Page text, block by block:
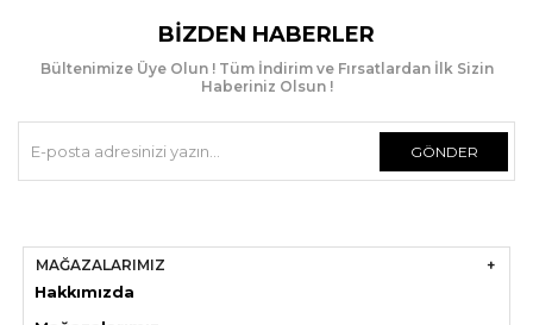
Fil Temalı Parti Malzemeleri
Eğer Fil temalı bir parti yapmayı düşünüyorsanız
sadece yaş pastanın bu şekilde olması yeterli olması
Örneğin Fil kişiye özel mısır kutusu ile çocuklar için
eğlenceli atıştırmalıklar hazırlayabilirsiniz.
çocuğunuzun resmi vardır. Böylelikle misafirleriniz
için eğlenceli atıştırmalıklar hazırlamış olursunuz.Fil
kişiye özel mısır kutusu gıda ile kullanıma
BIZDEN HABERLER
Bültenimize Üye Olun ! Tüm İndirim ve Fırsatlardan İlk Sizin
Haberiniz Olsun !
GÖNDER
MAĞAZALARIMIZ
Hakkımızda